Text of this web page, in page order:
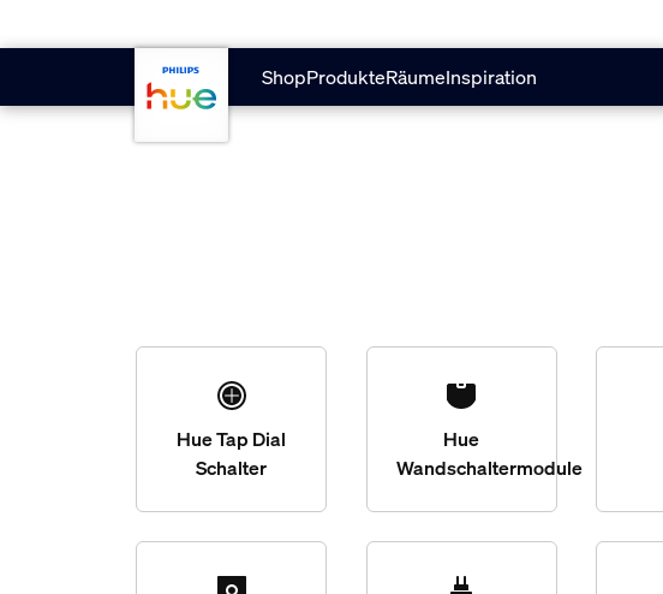
ShopProdukteRäumeInspiration
Hue Tap Dial
Schalter
Hue
Wandschaltermodule